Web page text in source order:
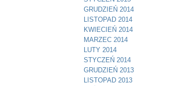
GRUDZIEŃ 2014
LISTOPAD 2014
KWIECIEŃ 2014
MARZEC 2014
LUTY 2014
STYCZEŃ 2014
GRUDZIEŃ 2013
LISTOPAD 2013